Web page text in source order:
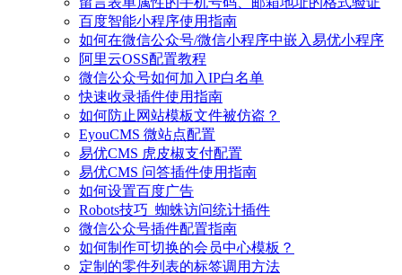
百度智能小程序使用指南
如何在微信公众号/微信小程序中嵌入易优小程序
阿里云OSS配置教程
微信公众号如何加入IP白名单
快速收录插件使用指南
如何防止网站模板文件被仿盗？
EyouCMS 微站点配置
易优CMS 虎皮椒支付配置
易优CMS 问答插件使用指南
如何设置百度广告
Robots技巧_蜘蛛访问统计插件
微信公众号插件配置指南
如何制作可切换的会员中心模板？
定制的零件列表的标签调用方法